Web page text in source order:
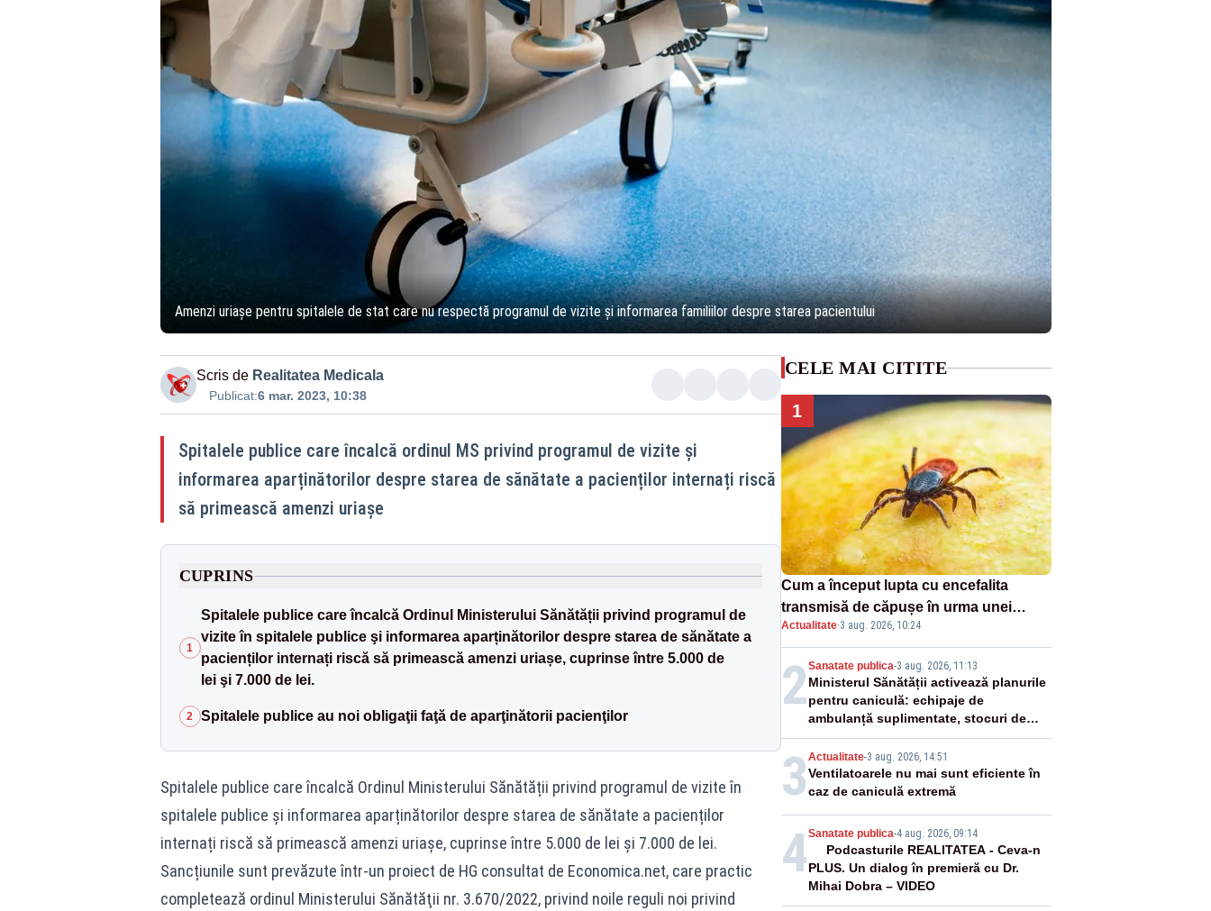
Amenzi uriașe pentru spitalele de stat care nu respectă programul de vizite şi informarea familiilor despre starea pacientului
Scris de Realitatea Medicala
Publicat:6 mar. 2023, 10:38
Spitalele publice care încalcă ordinul MS privind programul de vizite şi
informarea aparținătorilor despre starea de sănătate a pacienților internați riscă
să primească amenzi uriașe
CUPRINS
1
Spitalele publice care încalcă Ordinul Ministerului Sănătății privind programul de
vizite în spitalele publice şi informarea aparținătorilor despre starea de sănătate a
pacienților internați riscă să primească amenzi uriașe, cuprinse între 5.000 de
lei şi 7.000 de lei.
2 Spitalele publice au noi obligaţii faţă de aparţinătorii pacienţilor
Spitalele publice care încalcă Ordinul Ministerului Sănătății privind programul de vizite în
spitalele publice şi informarea aparținătorilor despre starea de sănătate a pacienților
internați riscă să primească amenzi uriașe, cuprinse între 5.000 de lei şi 7.000 de lei.
Sancțiunile sunt prevăzute într-un proiect de HG consultat de Economica.net, care practic
completează ordinul Ministerului Sănătăţii nr. 3.670/2022, privind noile reguli noi privind
CELE MAI CITITE
1
Cum a început lupta cu encefalita
transmisă de căpușe în urma unei
simple vacanțe
Actualitate·3 aug. 2026, 10:24
2Sanatate publica-3 aug. 2026, 11:13
Ministerul Sănătății activează planurile
pentru caniculă: echipaje de
ambulanță suplimentate, stocuri de
medicamente verificate și puncte de
apă în spațiile publice
3 Actualitate-3 aug. 2026, 14:51
Ventilatoarele nu mai sunt eficiente în
caz de caniculă extremă
4Sanatate publica-4 aug. 2026, 09:14
Podcasturile REALITATEA - Ceva-n
PLUS. Un dialog în premieră cu Dr.
Mihai Dobra – VIDEO